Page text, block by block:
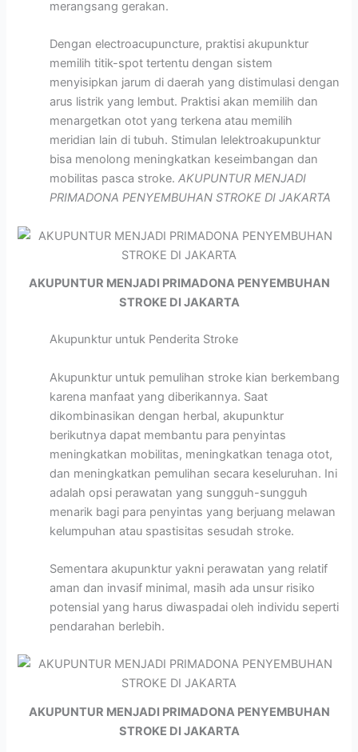
merangsang gerakan.
Dengan electroacupuncture, praktisi akupunktur
memilih titik-spot tertentu dengan sistem
menyisipkan jarum di daerah yang distimulasi dengan
arus listrik yang lembut. Praktisi akan memilih dan
menargetkan otot yang terkena atau memilih
meridian lain di tubuh. Stimulan lelektroakupunktur
bisa menolong meningkatkan keseimbangan dan
mobilitas pasca stroke.AKUPUNTUR MENJADI
PRIMADONA PENYEMBUHAN STROKE DI JAKARTA
AKUPUNTUR MENJADI PRIMADONA PENYEMBUHAN
STROKE DI JAKARTA
Akupunktur untuk Penderita Stroke
Akupunktur untuk pemulihan stroke kian berkembang
karena manfaat yang diberikannya. Saat
dikombinasikan dengan herbal, akupunktur
berikutnya dapat membantu para penyintas
meningkatkan mobilitas, meningkatkan tenaga otot,
dan meningkatkan pemulihan secara keseluruhan. Ini
adalah opsi perawatan yang sungguh-sungguh
menarik bagi para penyintas yang berjuang melawan
kelumpuhan atau spastisitas sesudah stroke.
Sementara akupunktur yakni perawatan yang relatif
aman dan invasif minimal, masih ada unsur risiko
potensial yang harus diwaspadai oleh individu seperti
pendarahan berlebih.
AKUPUNTUR MENJADI PRIMADONA PENYEMBUHAN
STROKE DI JAKARTA